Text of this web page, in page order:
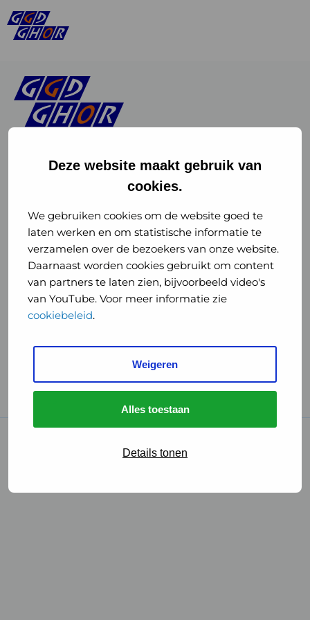
Deze website maakt gebruik van
cookies.
We gebruiken cookies om de website goed te
laten werken en om statistische informatie te
verzamelen over de bezoekers van onze website.
Daarnaast worden cookies gebruikt om content
van partners te laten zien, bijvoorbeeld video's
van YouTube. Voor meer informatie zie
cookiebeleid.
Weigeren
Alles toestaan
Details tonen
of
GGD
GHOR
Nederland
Instagram
of
GGD
GHOR
Nederland
GGD Reizen op social media
GGD Reizen
GGD Reisvaccinaties